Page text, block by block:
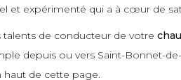
et expérimenté qui a à cœur de
talents de conducteur de votre
depuis ou vers Saint-Bonnet-
haut de cette page.